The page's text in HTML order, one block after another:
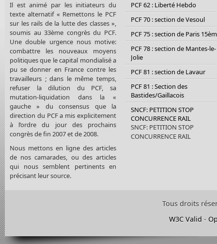
Il est animé par les initiateurs du
texte alternatif « Remettons le PCF
sur les rails de la lutte des classes »,
soumis au 33ème congrès du PCF.
Une double urgence nous motive:
combattre les nouveaux moyens
politiques que le capital mondialisé a
pu se donner en France contre les
travailleurs ; dans le même temps,
refuser la dilution du PCF, sa
mutation-liquidation dans la «
gauche » du consensus que la
direction du PCF a mis explicitement
à l’ordre du jour des prochains
congrès de fin 2007 et de 2008.
Nous mettons en ligne des articles
de nos camarades, ou des articles
qui nous semblent pertinents en
précisant leur source.
PCF 62 : Liberté Hebdo
PCF 70 : section de Vesoul
PCF 75 : section de Paris
PCF 78 : section de Mantes-le-
Jolie
PCF 81 : section de Lavaur
PCF 81 : Section des
Bastides/Gaillacois
SNCF: PETITION STOP
CONCURRENCE RAIL
SNCF: PETITION STOP
CONCURRENCE RAIL
Tous droits
W3C Valid -